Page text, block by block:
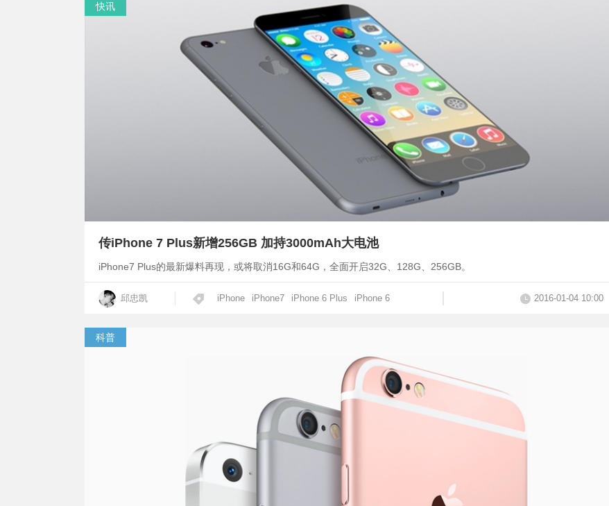
快讯
传iPhone 7 Plus新增256GB 加持3000mAh大电池
iPhone7 Plus的最新爆料再现，或将取消16G和64G，全面开启32G、128G、256GB。
邱忠凯 iPhone iPhone7 iPhone 6 Plus iPhone 6 2016-01-04 10:00
科普